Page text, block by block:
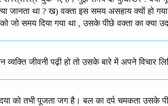
जानता था ? ख) वक्‍ता इस समय असहाय क्यों हो गया
जो समय दिया गया था , उसके पीछे वक्‍ता का क्‍या
व्यक्ति जीवनी पढ़ी हो तो उसके बारे में अपने विचार
को तभी पूजता जग है। बल का दर्प चमकता उसके